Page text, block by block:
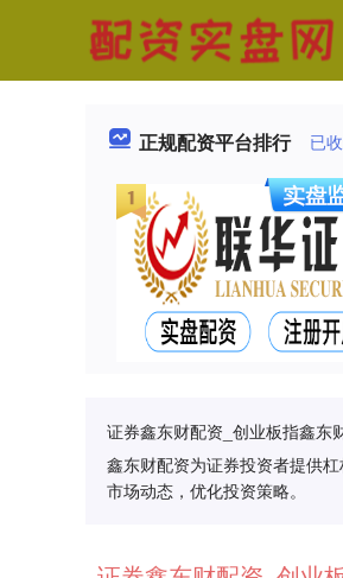
正规配资平台排行 已
证券鑫东财配资_创业板指鑫东
鑫东财配资为证券投资者提供
市场动态，优化投资策略。